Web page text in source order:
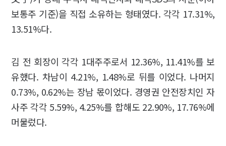
보통주 기준)을 직접 소유하는 형태였다. 각각 17.31%,
13.51%다.
김 전 회장이 각각 1대주주로서 12.36%, 11.41%를 보
유했다. 차남이 4.21%, 1.48%로 뒤를 이었다. 나머지
0.73%, 0.62%는 장남 몫이었다. 경영권 안전장치인 자
사주 각각 5.59%, 4.25%를 합해도 22.90%, 17.76%에
머물렀다.